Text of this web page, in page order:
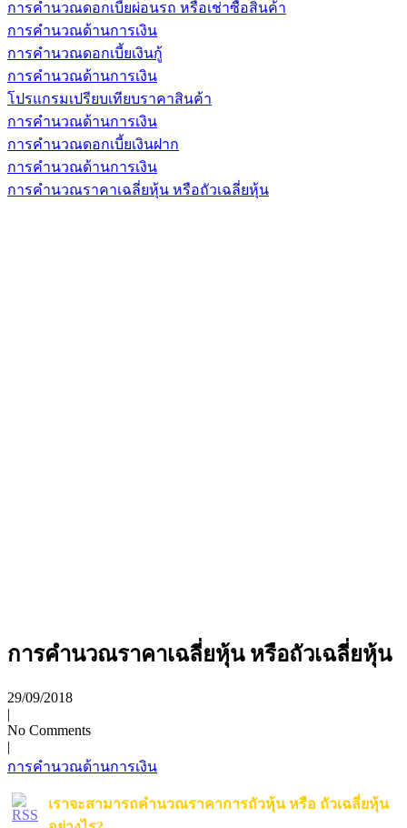
การคำนวณดอกเบี้ยผ่อนรถ หรือเช่าซื้อสินค้า
การคำนวณด้านการเงิน
การคำนวณดอกเบี้ยเงินกู้
การคำนวณด้านการเงิน
โปรแกรมเปรียบเทียบราคาสินค้า
การคำนวณด้านการเงิน
การคำนวณดอกเบี้ยเงินฝาก
การคำนวณด้านการเงิน
การคำนวณราคาเฉลี่ยหุ้น หรือถัวเฉลี่ยหุ้น
การคำนวณราคาเฉลี่ยหุ้น หรือถัวเฉลี่ยหุ้น
29/09/2018
|
No Comments
|
การคำนวณด้านการเงิน
เราจะสามารถคำนวณราคาการถัวหุ้น หรือ ถัวเฉลี่ยหุ้น